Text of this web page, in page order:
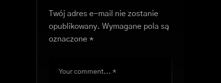
Twój adres e-mail nie zostanie
opublikowany. Wymagane pola są
oznaczone *